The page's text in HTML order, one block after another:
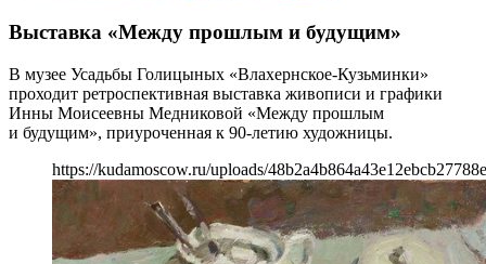
Выставка «Между прошлым и будущим»
В музее Усадьбы Голицыных «Влахернское-Кузьминки»
проходит ретроспективная выставка живописи и графики
Инны Моисеевны Медниковой «Между прошлым
и будущим», приуроченная к 90-летию художницы.
https://kudamoscow.ru/uploads/